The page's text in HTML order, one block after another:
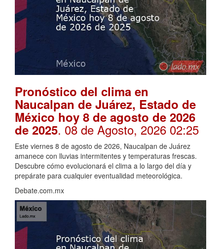
Pronóstico del clima en
Naucalpan de Juárez, Estado de
México hoy 8 de agosto de 2026
de 2025. 08 de Agosto, 2026 02:25
Este viernes 8 de agosto de 2026, Naucalpan de Juárez
amanece con lluvias intermitentes y temperaturas frescas.
Descubre cómo evolucionará el clima a lo largo del día y
prepárate para cualquier eventualidad meteorológica.
Debate.com.mx